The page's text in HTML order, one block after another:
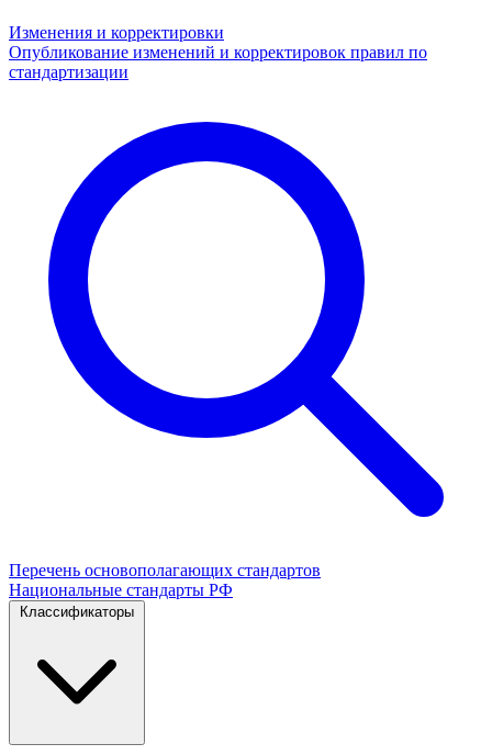
Изменения и корректировки
Опубликование изменений и корректировок правил по
стандартизации
Перечень основополагающих стандартов
Национальные стандарты РФ
Классификаторы